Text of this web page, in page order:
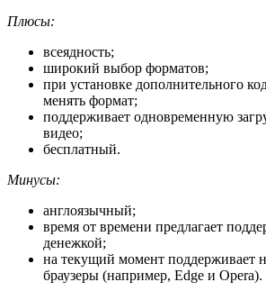
Плюсы:
всеядность;
широкий выбор форматов;
при установке дополнительного
менять формат;
поддерживает одновременную
видео;
бесплатный.
Минусы:
англоязычный;
время от времени предлагает
денежкой;
на текущий момент поддерживает
браузеры (например, Edge и Opera).